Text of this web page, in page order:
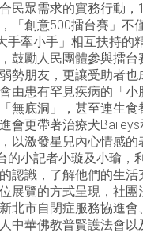
民眾需求的實務行動，
「創意500擂台賽」不
手牽小手」相互扶持的
鼓勵人民團體參與擂
勢朋友，更讓受助者也
由患有罕見疾病的「
無底洞」，甚至連生
會更帶著治療犬
以激發星兒內心情感
的小記者小璇及小瑜
認識，了解他們的生活
展覽的方式呈現，社
北市自閉症服務協進
中華佛教普賢護法會